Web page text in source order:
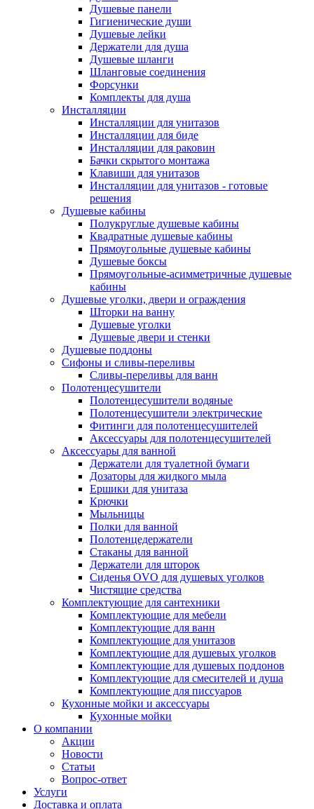
Душевые панели
Гигиенические души
Душевые лейки
Держатели для душа
Душевые шланги
Шланговые соединения
Форсунки
Комплекты для душа
Инсталляции
Инсталляции для унитазов
Инсталляции для биде
Инсталляции для раковин
Бачки скрытого монтажа
Клавиши для унитазов
Инсталляции для унитазов - готовые
решения
Душевые кабины
Полукруглые душевые кабины
Квадратные душевые кабины
Прямоугольные душевые кабины
Душевые боксы
Прямоугольные-асимметричные душевые
кабины
Душевые уголки, двери и ограждения
Шторки на ванну
Душевые уголки
Душевые двери и стенки
Душевые поддоны
Сифоны и сливы-переливы
Сливы-переливы для ванн
Полотенцесушители
Полотенцесушители водяные
Полотенцесушители электрические
Фитинги для полотенцесушителей
Аксессуары для полотенцесушителей
Аксессуары для ванной
Держатели для туалетной бумаги
Дозаторы для жидкого мыла
Ершики для унитаза
Крючки
Мыльницы
Полки для ванной
Полотенцедержатели
Стаканы для ванной
Держатели для шторок
Сиденья OVO для душевых уголков
Чистящие средства
Комплектующие для сантехники
Комплектующие для мебели
Комплектующие для ванн
Комплектующие для унитазов
Комплектующие для душевых уголков
Комплектующие для душевых поддонов
Комплектующие для смесителей и душа
Комплектующие для писсуаров
Кухонные мойки и аксессуары
Кухонные мойки
О компании
Акции
Новости
Статьи
Вопрос-ответ
Услуги
Доставка и оплата